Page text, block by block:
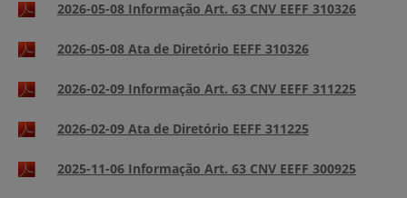
2026-05-08 Informação Art. 63 CNV EEFF 310326
2026-05-08 Ata de Diretório EEFF 310326
2026-02-09 Informação Art. 63 CNV EEFF 311225
2026-02-09 Ata de Diretório EEFF 311225
2025-11-06 Informação Art. 63 CNV EEFF 300925